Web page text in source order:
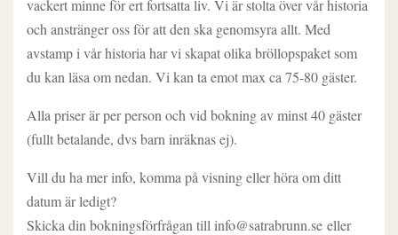
vackert minne för ert fortsatta liv. Vi är stolta över vår historia
och anstränger oss för att den ska genomsyra allt. Med
avstamp i vår historia har vi skapat olika bröllopspaket som
du kan läsa om nedan. Vi kan ta emot max ca 75-80 gäster.
Alla priser är per person och vid bokning av minst 40 gäster
(fullt betalande, dvs barn inräknas ej).
Vill du ha mer info, komma på visning eller höra om ditt
datum är ledigt?
Skicka din bokningsförfrågan till info@satrabrunn.se eller